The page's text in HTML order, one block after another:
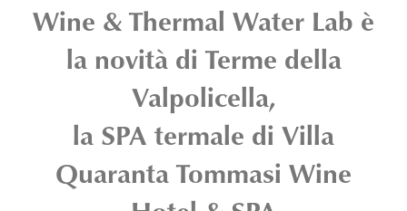
Wine & Thermal Water Lab è
la novità di Terme della
Valpolicella,
la SPA termale di Villa
Quaranta Tommasi Wine